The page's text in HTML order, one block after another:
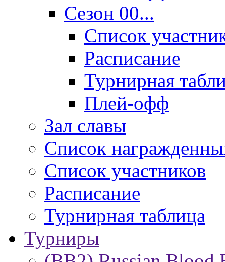
Сезон 00...
Список
Расписание
Турнирная
Плей-офф
Зал славы
Список
Список участников
Расписание
Турнирная таблица
Турниры